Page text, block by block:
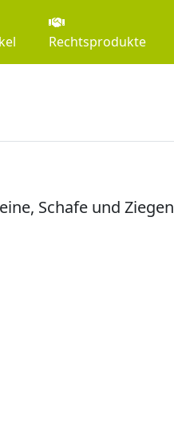
Rechtsprodukte
Schafe und Ziegen